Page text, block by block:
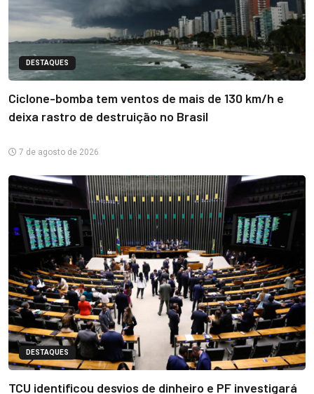
DESTAQUES
Ciclone-bomba tem ventos de mais de 130 km/h e
deixa rastro de destruição no Brasil
7 de agosto de 2026
DESTAQUES
TCU identificou desvios de dinheiro e PF investigará